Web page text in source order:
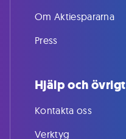
Om Aktiespararna
Press
Hjälp och övrigt
Kontakta oss
Verktyg